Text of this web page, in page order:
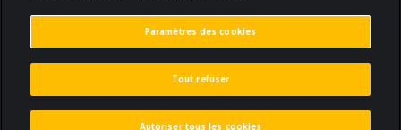
© 2026 Tous droits réservés
Made by void.fr
Paramètres des cookies
Tout refuser
Autoriser tous les cookies